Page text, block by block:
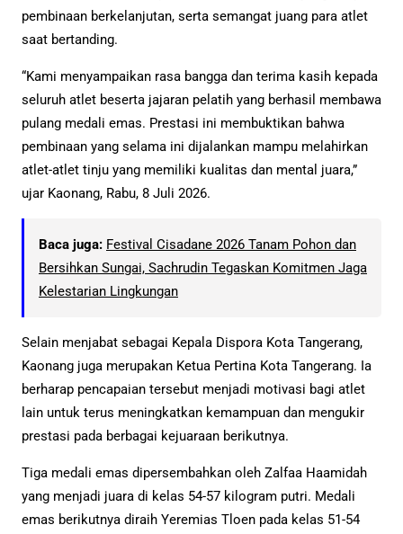
pembinaan berkelanjutan, serta semangat juang para atlet
saat bertanding.
“Kami menyampaikan rasa bangga dan terima kasih kepada
seluruh atlet beserta jajaran pelatih yang berhasil membawa
pulang medali emas. Prestasi ini membuktikan bahwa
pembinaan yang selama ini dijalankan mampu melahirkan
atlet-atlet tinju yang memiliki kualitas dan mental juara,”
ujar Kaonang, Rabu, 8 Juli 2026.
Baca juga: Festival Cisadane 2026 Tanam Pohon dan
Bersihkan Sungai, Sachrudin Tegaskan Komitmen Jaga
Kelestarian Lingkungan
Selain menjabat sebagai Kepala Dispora Kota Tangerang,
Kaonang juga merupakan Ketua Pertina Kota Tangerang. Ia
berharap pencapaian tersebut menjadi motivasi bagi atlet
lain untuk terus meningkatkan kemampuan dan mengukir
prestasi pada berbagai kejuaraan berikutnya.
Tiga medali emas dipersembahkan oleh Zalfaa Haamidah
yang menjadi juara di kelas 54-57 kilogram putri. Medali
emas berikutnya diraih Yeremias Tloen pada kelas 51-54